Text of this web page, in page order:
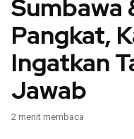
Sumbawa
Pangkat,
Ingatkan
Jawab
2 menit membaca